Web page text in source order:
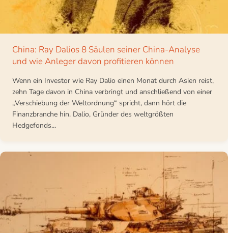
China: Ray Dalios 8 Säulen seiner China-Analyse
und wie Anleger davon profitieren können
Wenn ein Investor wie Ray Dalio einen Monat durch Asien reist,
zehn Tage davon in China verbringt und anschließend von einer
„Verschiebung der Weltordnung“ spricht, dann hört die
Finanzbranche hin. Dalio, Gründer des weltgrößten
Hedgefonds...